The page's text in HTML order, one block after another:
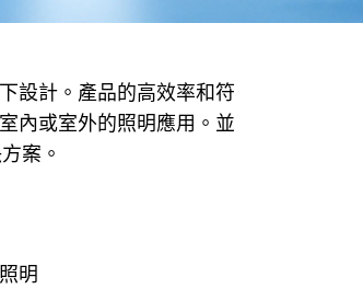
Delta’s dimmable
設計。產品的高效率和符
內或室外的照明應用。並
案。
明